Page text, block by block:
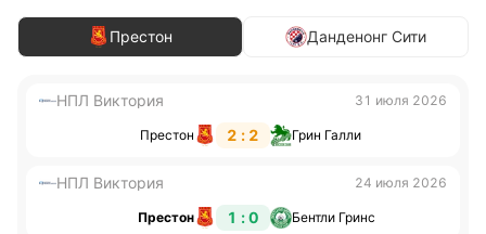
Престон Данденонг Сити
НПЛ Виктория 31 июля 2026
Престон 2 : 2 Грин Галли
НПЛ Виктория 24 июля 2026
Престон 1 : 0 Бентли Гринс